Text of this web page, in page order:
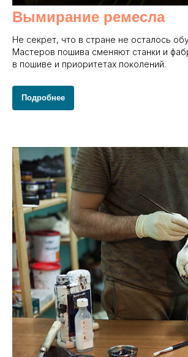
Вымирание ремесла
Не секрет, что в стране не осталось
Мастеров пошива сменяют станки и
в пошиве и приоритетах поколений.
Подробнее